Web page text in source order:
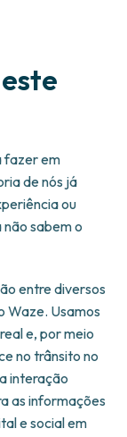
fazer em
de nós já
ou
não sabem o
entre diversos
Waze. Usamos
e, por meio
no trânsito no
interação
as informações
e social em